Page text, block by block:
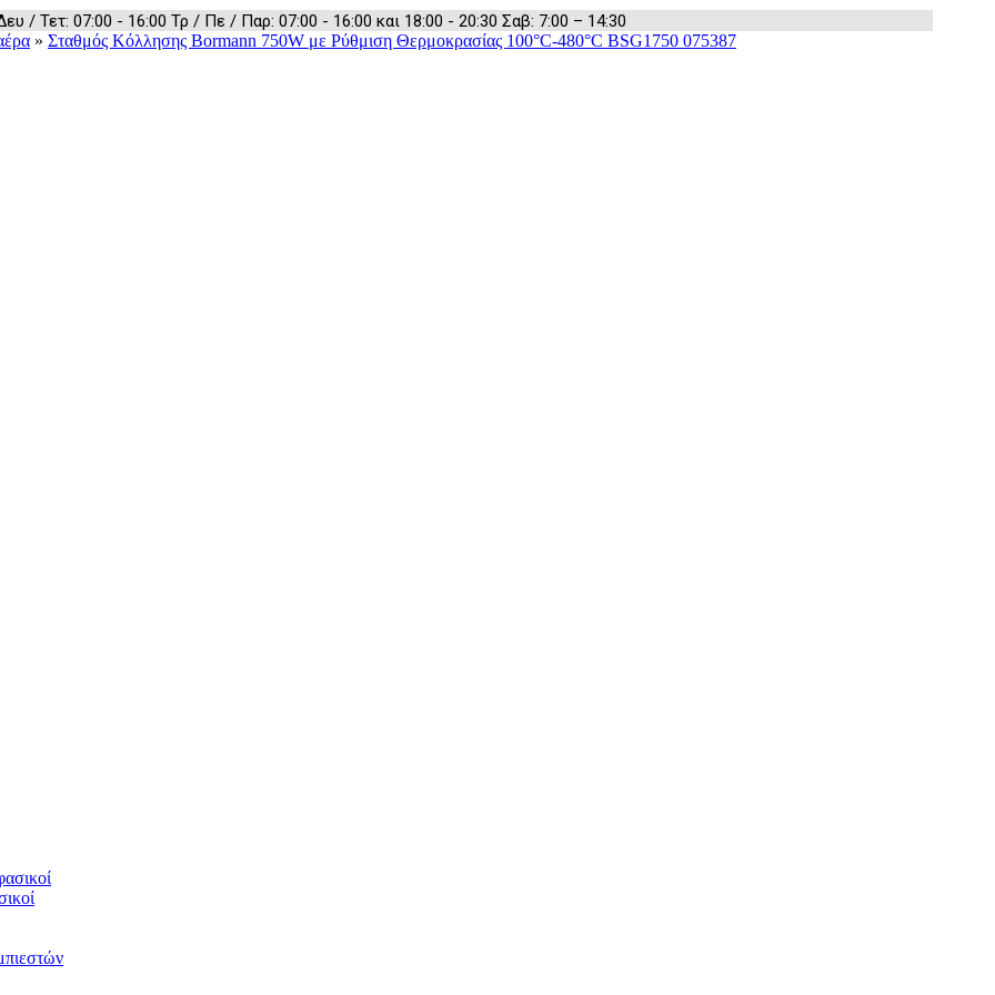
/ Τετ: 07:00 - 16:00 Τρ / Πε / Παρ: 07:00 - 16:00 και 18:00 - 20:30 Σαβ: 7:00 – 14:30
» Σταθμός Κόλλησης Bormann 750W με Ρύθμιση Θερμοκρασίας 100°C-480°C BSG1750 075387